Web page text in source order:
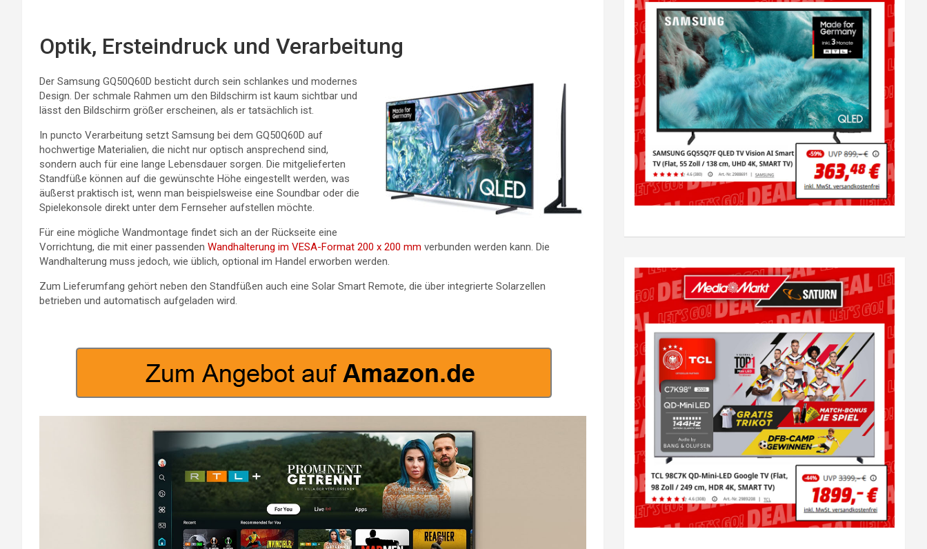
Optik, Ersteindruck und Verarbeitung
Der Samsung GQ50Q60D besticht durch sein schlankes und modernes
Design. Der schmale Rahmen um den Bildschirm ist kaum sichtbar und
lässt den Bildschirm größer erscheinen, als er tatsächlich ist.
In puncto Verarbeitung setzt Samsung bei dem GQ50Q60D auf
hochwertige Materialien, die nicht nur optisch ansprechend sind,
sondern auch für eine lange Lebensdauer sorgen. Die mitgelieferten
Standfüße können auf die gewünschte Höhe eingestellt werden, was
äußerst praktisch ist, wenn man beispielsweise eine Soundbar oder die
Spielekonsole direkt unter dem Fernseher aufstellen möchte.
Für eine mögliche Wandmontage findet sich an der Rückseite eine
Vorrichtung, die mit einer passenden Wandhalterung im VESA-Format 200 x 200 mm verbunden werden kann. Die
Wandhalterung muss jedoch, wie üblich, optional im Handel erworben werden.
Zum Lieferumfang gehört neben den Standfüßen auch eine Solar Smart Remote, die über integrierte Solarzellen
betrieben und automatisch aufgeladen wird.